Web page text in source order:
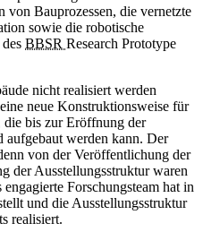
von Bauprozessen, die vernetzte
sowie die robotische
BBSR Research Prototype
nicht realisiert werden
neue Konstruktionsweise für
die bis zur Eröffnung der
aufgebaut werden kann. Der
von der Veröffentlichung der
der Ausstellungsstruktur waren
Forschungsteam hat in
und die Ausstellungsstruktur
realisiert.